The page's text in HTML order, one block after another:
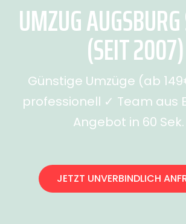
UMZUG
(SEIT 2007)
Günstige Umzüge (ab
professionell ✓ Team aus
Angebot in 60
JETZT UNVERBINDLICH